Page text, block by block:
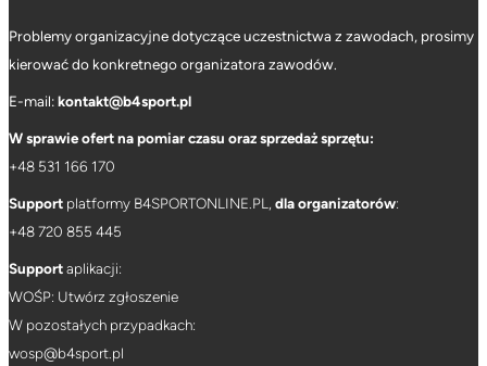
Problemy organizacyjne dotyczące uczestnictwa z zawodach, prosimy
kierować do konkretnego organizatora zawodów.
E-mail:kontakt@b4sport.pl
W sprawie ofert na pomiar czasu oraz sprzedaż sprzętu:
+48 531 166 170
Support platformy B4SPORTONLINE.PL, dla organizatorów:
+48 720 855 445
Supportaplikacji:
WOŚP: Utwórz zgłoszenie
W pozostałych przypadkach:
wosp@b4sport.pl